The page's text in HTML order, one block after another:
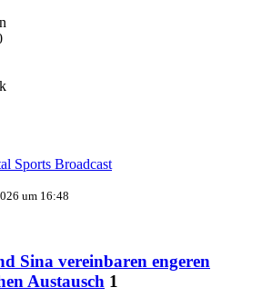
Sports Broadcast
um 16:48
Sina vereinbaren engeren
Austausch 1